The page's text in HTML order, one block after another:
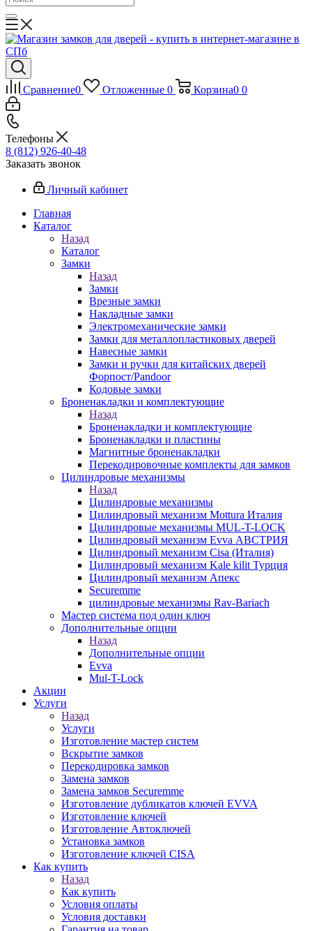
Сравнение0 Отложенные 0 Корзина0 0
Телефоны
8 (812) 926-40-48
Заказать звонок
Личный кабинет
Главная
Каталог
Назад
Каталог
Замки
Назад
Замки
Врезные замки
Накладные замки
Электромеханические замки
Замки для металлопластиковых дверей
Навесные замки
Замки и ручки для китайских дверей
Форпост/Раndoor
Кодовые замки
Броненакладки и комплектующие
Назад
Броненакладки и комплектующие
Броненакладки и пластины
Магнитные броненакладки
Перекодировочные комплекты для замков
Цилиндровые механизмы
Назад
Цилиндровые механизмы
Цилиндровый механизм Mottura Италия
Цилиндровые механизмы MUL-T-LOCK
Цилиндровый механизм Evva АВСТРИЯ
Цилиндровый механизм Cisa (Италия)
Цилиндровый механизм Kale kilit Турция
Цилиндровый механизм Апекс
Securemme
цилиндровые механизмы Rav-Bariach
Мастер система под один ключ
Дополнительные опции
Назад
Дополнительные опции
Evva
Mul-T-Lock
Акции
Услуги
Назад
Услуги
Изготовление мастер систем
Вскрытие замков
Перекодировка замков
Замена замков
Замена замков Securemme
Изготовление дубликатов ключей EVVA
Изготовление ключей
Изготовление Автоключей
Установка замков
Изготовление ключей CISA
Как купить
Назад
Как купить
Условия оплаты
Условия доставки